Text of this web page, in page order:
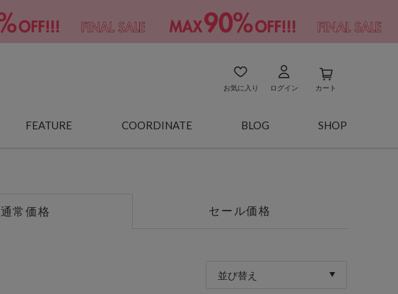
お気に入り ログイン カート
FEATURE COORDINATE BLOG SHOP
通常価格 セール価格
並び替え